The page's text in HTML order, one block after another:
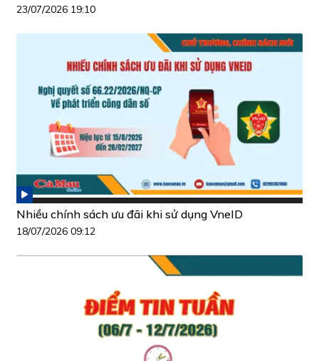
23/07/2026 19:10
Nhiều chính sách ưu đãi khi sử dụng VneID
18/07/2026 09:12